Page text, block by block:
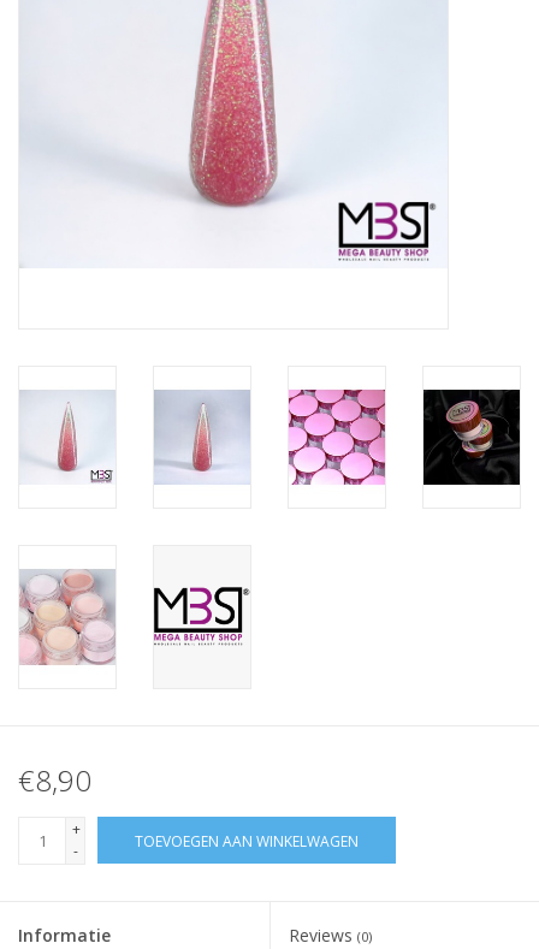
NIEUW! MBS Producten
Hema free line/Hypoallergenic
Glitters ombre Spray
Nail Mist
€8,90
+
-
TOEVOEGEN AAN WINKELWAGEN
Informatie Reviews (0)